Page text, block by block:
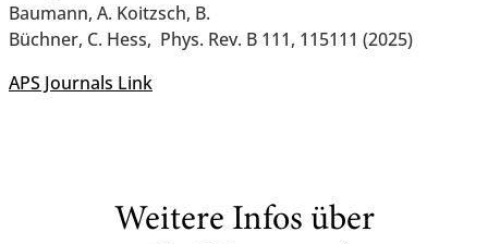
Baumann, A. Koitzsch, B.
Büchner, C. Hess, Phys. Rev. B 111, 115111 (2025)
APS Journals Link
Weitere Infos über